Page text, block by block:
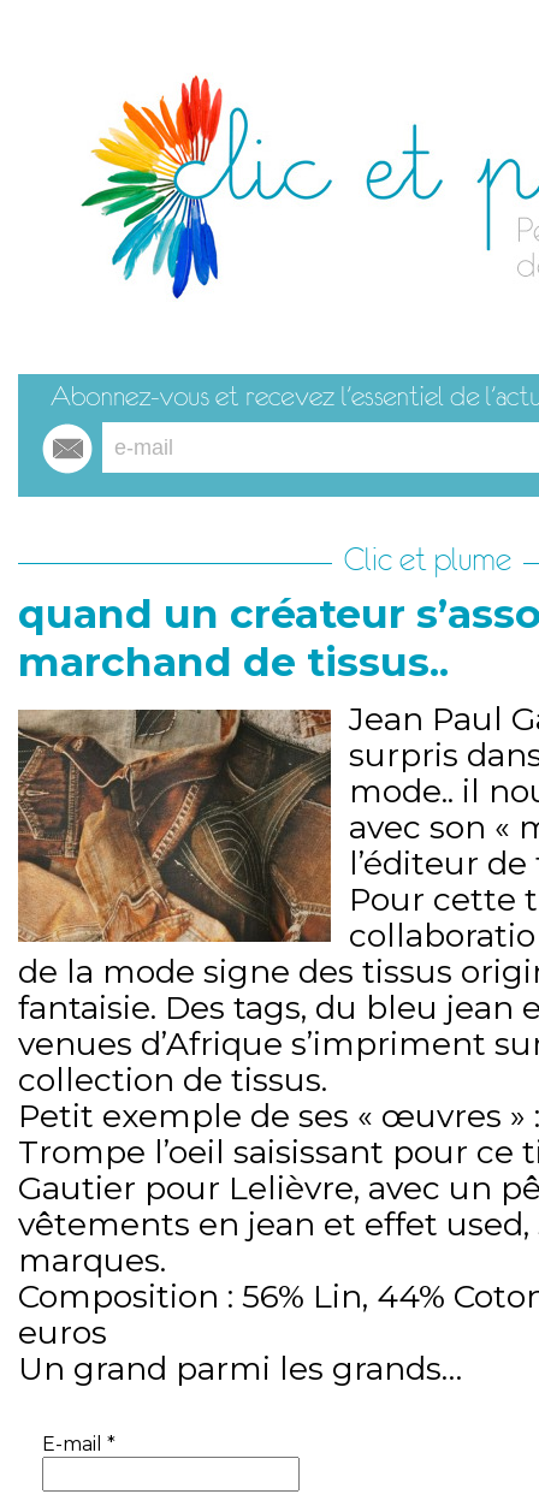
Clic et plume
quand un créateur
marchand de tissus..
Jean Paul
surpris
mode.. il
avec son «
l’éditeur
Pour cette
de la mode signe des tissus
fantaisie. Des tags, du bleu jean
venues d’Afrique s’impriment
collection de tissus.
Petit exemple de ses « œuvres » :
Trompe l’oeil saisissant pour ce
Gautier pour Lelièvre, avec un
vêtements en jean et effet used,
marques.
Composition : 56% Lin, 44%
euros
Un grand parmi les grands…
E-mail *